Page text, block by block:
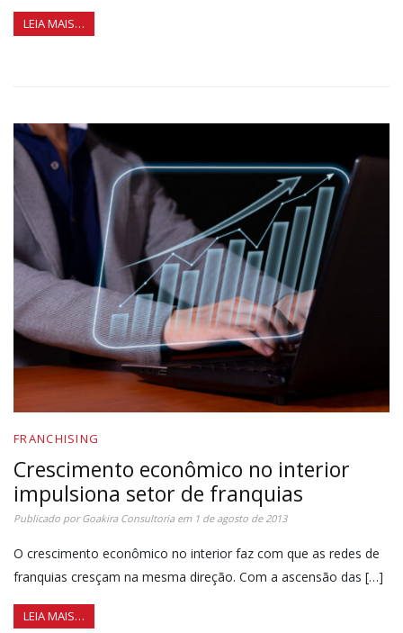
LEIA MAIS…
FRANCHISING
Crescimento econômico no interior
impulsiona setor de franquias
Publicado porGoakira Consultoriaem 1 de agosto de 2013
O crescimento econômico no interior faz com que as redes de
franquias cresçam na mesma direção. Com a ascensão das […]
LEIA MAIS…